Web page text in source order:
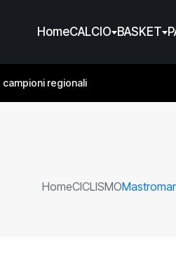
HomeCALCIO BASKET
campioni regionali
HomeCICLISMO